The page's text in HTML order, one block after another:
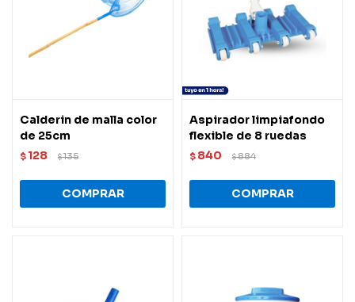
Calderin de malla color
de 25cm
$ 128 $135
Aspirador limpiafondo
flexible de 8 ruedas
$ 840 $884